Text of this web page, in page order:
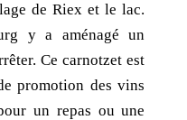
de Riex et le lac.
y a aménagé un
Ce carnotzet est
promotion des vins
un repas ou une